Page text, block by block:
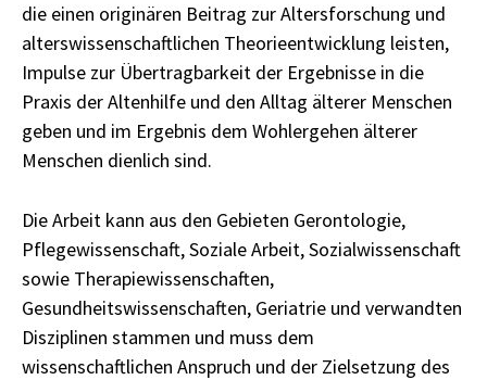
die einen originären Beitrag zur Altersforschung und
alterswissenschaftlichen Theorieentwicklung leisten,
Impulse zur Übertragbarkeit der Ergebnisse in die
Praxis der Altenhilfe und den Alltag älterer Menschen
geben und im Ergebnis dem Wohlergehen älterer
Menschen dienlich sind.
Die Arbeit kann aus den Gebieten Gerontologie,
Pflegewissenschaft, Soziale Arbeit, Sozialwissenschaft
sowie Therapiewissenschaften,
Gesundheitswissenschaften, Geriatrie und verwandten
Disziplinen stammen und muss dem
wissenschaftlichen Anspruch und der Zielsetzung des